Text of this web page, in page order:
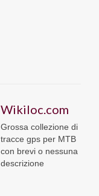
Wikiloc.com
Grossa collezione di
tracce gps per MTB
con brevi o nessuna
descrizione